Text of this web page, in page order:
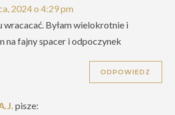
2024 o 4:29 pm
wracacać. Byłam wielokrotnie i
na fajny spacer i odpoczynek
ODPOWIEDZ
pisze: